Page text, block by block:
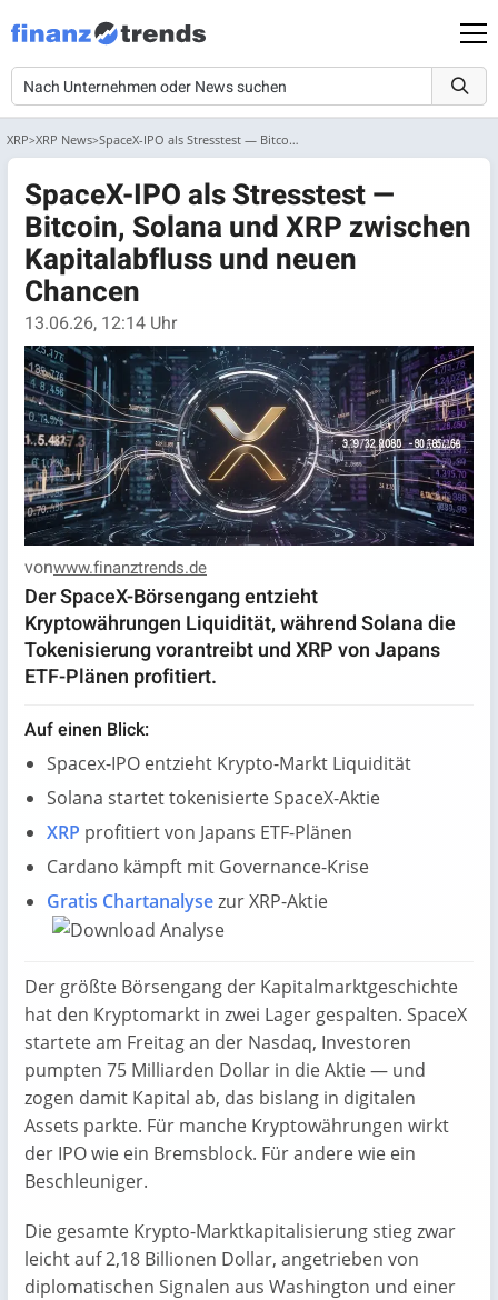
XRP XRP News SpaceX-IPO als Stresstest — Bitcoin, Solana und XRP zwischen Kapitalab...
SpaceX-IPO als Stresstest —
Bitcoin, Solana und XRP zwischen
Kapitalabfluss und neuen
Chancen
13.06.26, 12:14 Uhr
vonwww.finanztrends.de
Der SpaceX-Börsengang entzieht
Kryptowährungen Liquidität, während Solana die
Tokenisierung vorantreibt und XRP von Japans
ETF-Plänen profitiert.
Auf einen Blick:
Spacex-IPO entzieht Krypto-Markt Liquidität
Solana startet tokenisierte SpaceX-Aktie
XRP profitiert von Japans ETF-Plänen
Cardano kämpft mit Governance-Krise
Gratis Chartanalysezur XRP-Aktie
Der größte Börsengang der Kapitalmarktgeschichte
hat den Kryptomarkt in zwei Lager gespalten. SpaceX
startete am Freitag an der Nasdaq, Investoren
pumpten 75 Milliarden Dollar in die Aktie — und
zogen damit Kapital ab, das bislang in digitalen
Assets parkte. Für manche Kryptowährungen wirkt
der IPO wie ein Bremsblock. Für andere wie ein
Beschleuniger.
Die gesamte Krypto-Marktkapitalisierung stieg zwar
leicht auf 2,18 Billionen Dollar, angetrieben von
diplomatischen Signalen aus Washington und einer